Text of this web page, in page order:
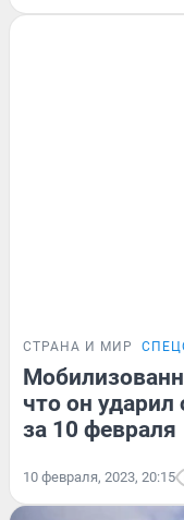
СТРАНА И МИР
что он
за 10 февраля
10 февраля, 2023, 20:15